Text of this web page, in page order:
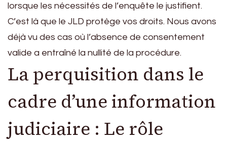
lorsque les nécessités de l’enquête le justifient.
C’est là que le JLD protège vos droits. Nous avons
déjà vu des cas où l’absence de consentement
valide a entraîné la nullité de la procédure.
La perquisition dans le
cadre d’une information
judiciaire : Le rôle